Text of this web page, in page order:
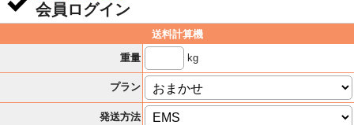
会員ログイン
送料計算機
重量
kg
プラン
発送方法